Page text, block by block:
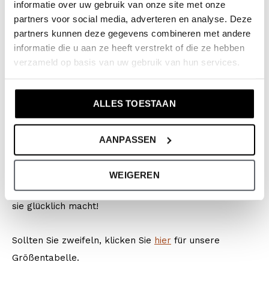
informatie over uw gebruik van onze site met onze
partners voor social media, adverteren en analyse. Deze
partners kunnen deze gegevens combineren met andere
informatie die u aan ze heeft verstrekt of die ze hebben
verzameld op basis van uw gebruik van hun services.
ALLES TOESTAAN
AANPASSEN
WEIGEREN
Kollektion: Jungenkleidung (92-164)
Type:T-shirt
Farbe: Anthracite
Zusammensetzung: 95% Cotton/ 5% Elastane
Die Kleidung von No Way Monday fällt größengetreu
aus. Wir empfehlen, die Größe entsprechend der
Körpergröße Ihres Kindes zu wählen. Aber wenn Ihr
Kind etwas breiter oder länger bevorzugt, wählen Sie
eine Nummer größer. Wichtig ist: Tu das, was ihn oder
sie glücklich macht!
Sollten Sie zweifeln, klicken Sie hier für unsere
Größentabelle.